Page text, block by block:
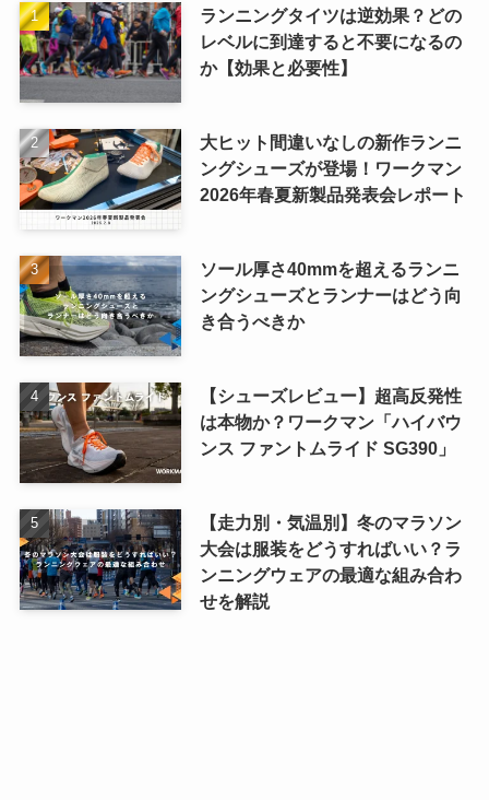
ランニングタイツは逆効果？どの
レベルに到達すると不要になるの
か【効果と必要性】
大ヒット間違いなしの新作ランニ
ングシューズが登場！ワークマン
2026年春夏新製品発表会レポート
ソール厚さ40mmを超えるランニ
ングシューズとランナーはどう向
き合うべきか
【シューズレビュー】超高反発性
は本物か？ワークマン「ハイバウ
ンス ファントムライド SG390」
【走力別・気温別】冬のマラソン
大会は服装をどうすればいい？ラ
ンニングウェアの最適な組み合わ
せを解説